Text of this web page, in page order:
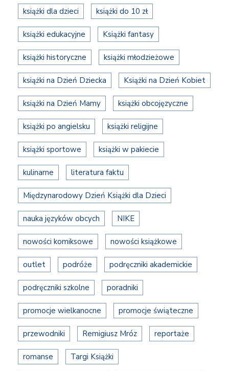
książki dla dzieci książki do 10 zł
książki edukacyjne Książki fantasy
książki historyczne książki młodzieżowe
książki na Dzień Dziecka Książki na Dzień Kobiet
książki na Dzień Mamy książki obcojęzyczne
książki po angielsku książki religijne
książki sportowe książki w pakiecie
kulinarne literatura faktu
Międzynarodowy Dzień Książki dla Dzieci
nauka języków obcych NIKE
nowości komiksowe nowości książkowe
outlet podróże podręczniki akademickie
podręczniki szkolne poradniki
promocje wielkanocne promocje świąteczne
przewodniki Remigiusz Mróz reportaże
romanse Targi Książki